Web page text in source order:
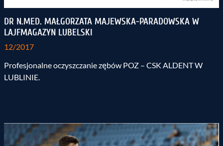
DR N.MED. MAŁGORZATA MAJEWSKA-PARADOWSKA W
LAJFMAGAZYN LUBELSKI
12/2017
Profesjonalne oczyszczanie zębów POZ – CSK ALDENT W
LUBLINIE.